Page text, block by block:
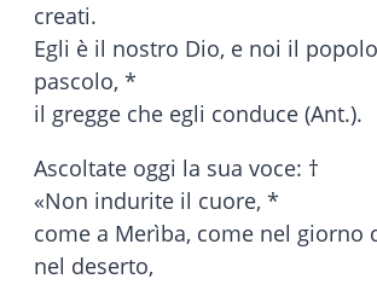
creati.
Egli è il nostro Dio, e noi il
pascolo, *
il gregge che egli conduce (Ant.).
Ascoltate oggi la sua voce: †
«Non indurite il cuore, *
come a Merìba, come nel giorno
nel deserto,